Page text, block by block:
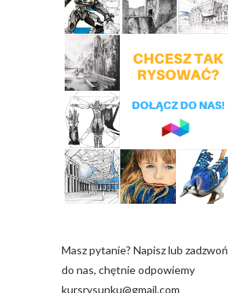
Masz pytanie? Napisz lub zadzwoń
do nas, chętnie odpowiemy
kursrysunku@gmail.com